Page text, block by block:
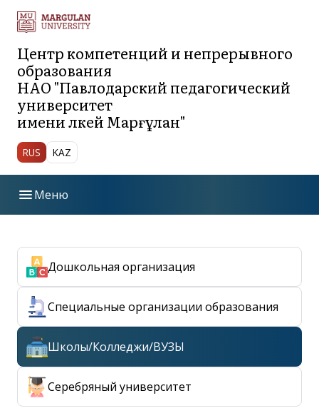
Центр компетенций и непрерывного
образования
НАО "Павлодарский педагогический
университет
имени Әлкей Марғұлан"
RUS KAZ
menuМеню
appsПроекты образовательных программ для
публичного обсуждения
gavelПравила и условия обучения
personСотрудники
schoolОбразовательные услуги
Дошкольная организация
Специальные организации образования
Школы/Колледжи/ВУЗЫ
Серебряный университет